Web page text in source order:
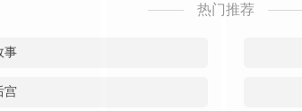
热门推荐
事
宫